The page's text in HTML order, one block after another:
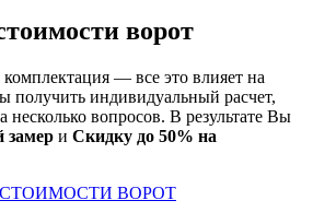
ворот
— все это влияет на
получить индивидуальный расчет,
несколько вопросов. В результате Вы
замер и Скидку до 50% на
ВОРОТ